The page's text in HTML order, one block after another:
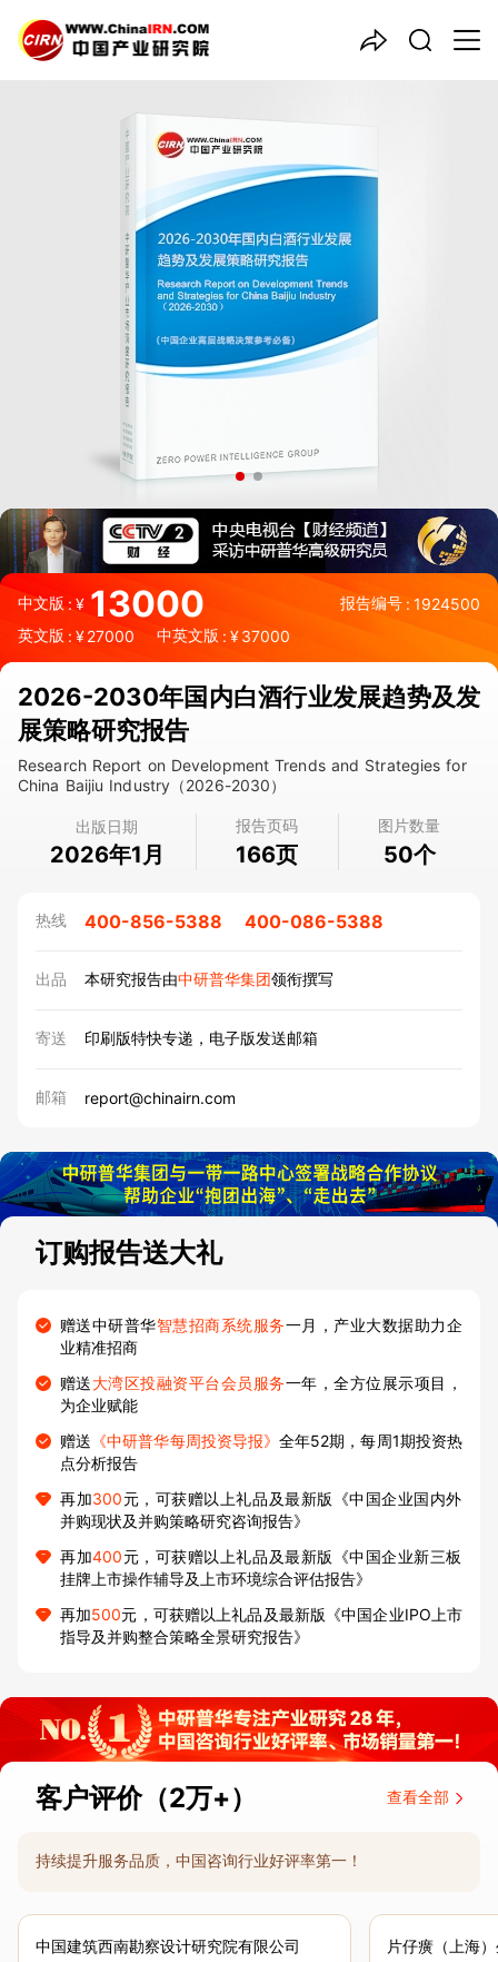
中文版:¥ 13000 报告编号 : 1924500
英文版 : ¥27000 中英文版 : ¥37000
2026-2030年国内白酒行业发展趋势及发
展策略研究报告
Research Report on Development Trends and Strategies for
China Baijiu Industry（2026-2030）
出版日期
2026年1月
报告页码
166页
图片数量
50个
热线 400-856-5388 400-086-5388
出品 本研究报告由中研普华集团领衔撰写
寄送 印刷版特快专递，电子版发送邮箱
邮箱 report@chinairn.com
订购报告送大礼
赠送中研普华智慧招商系统服务一月，产业大数据助力企
业精准招商
赠送大湾区投融资平台会员服务一年，全方位展示项目，
为企业赋能
赠送 《中研普华每周投资导报》全年52期，每周1期投资热
点分析报告
再加300元，可获赠以上礼品及最新版《中国企业国内外
并购现状及并购策略研究咨询报告》
再加400元，可获赠以上礼品及最新版《中国企业新三板
挂牌上市操作辅导及上市环境综合评估报告》
再加500元，可获赠以上礼品及最新版《中国企业IPO上市
指导及并购整合策略全景研究报告》
客户评价（2万+） 查看全部
持续提升服务品质，中国咨询行业好评率第一！
中国建筑西南勘察设计研究院有限公司
片仔癀（上海
中国产业咨询领导者
2026-2030年国内
发展趋势及发展策略研究报告
品质保障，一年免费更新维护
报告编号：1924500
出版日期：2026年1月
《2026-2030年国内白酒行业发展趋势及发展策略研究报告》由
中研普华白酒行业分析专家领衔撰写，主要分析了白酒行业的市场
规模、发展现状与投资前景，同时对白酒行业的未来发展做出科学
的趋势预测和专业的白酒行业数据分析，帮助客户评估白酒行业投
27年研究经验，深度洞察行业驱动力
多元化、高学历的实战型精英团队